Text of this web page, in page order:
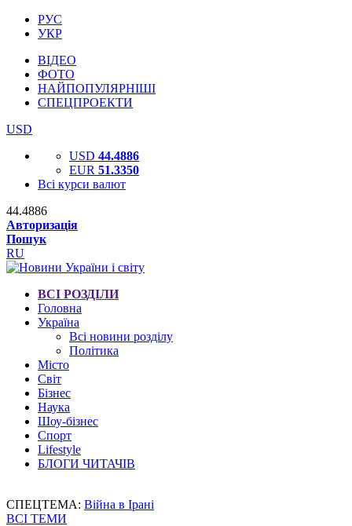
РУС
УКР
ВІДЕО
ФОТО
НАЙПОПУЛЯРНІШІ
СПЕЦПРОЕКТИ
USD
USD 44.4886
EUR 51.3350
Всі курси валют
44.4886
Авторизація
Пошук
RU
ВСІ РОЗДІЛИ
Головна
Україна
Всі новини розділу
Політика
Місто
Світ
Бізнес
Наука
Шоу-бізнес
Спорт
Lifestyle
БЛОГИ ЧИТАЧІВ
СПЕЦТЕМА: Війна в Ірані
ВСІ ТЕМИ